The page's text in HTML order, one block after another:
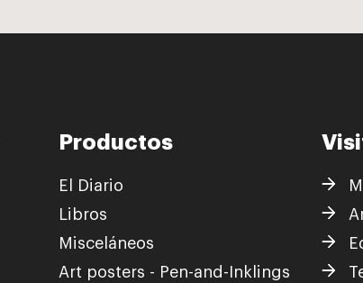
Productos
El Diario
Libros
Misceláneos
Art posters - Pen-and-Inklings